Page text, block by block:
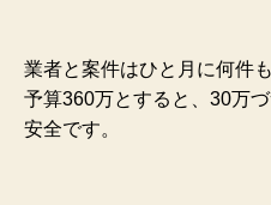
業者と案件はひと月に何件
予算360万とすると、30万
安全です。